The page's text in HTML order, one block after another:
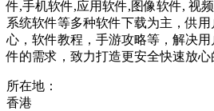
件,手机软件,应用软件,图像软件, 视
系统软件等多种软件下载为主，供
心，软件教程，手游攻略等，解决
件的需求，致力打造更安全快速放心
所在地：
香港